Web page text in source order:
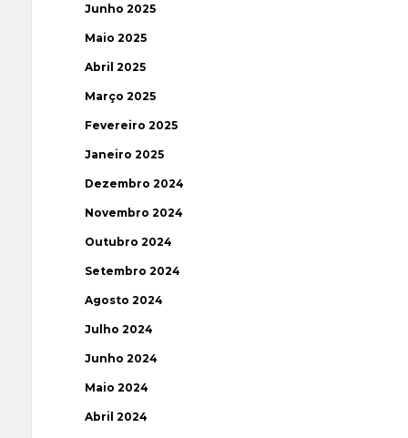
Junho 2025
Maio 2025
Abril 2025
Março 2025
Fevereiro 2025
Janeiro 2025
Dezembro 2024
Novembro 2024
Outubro 2024
Setembro 2024
Agosto 2024
Julho 2024
Junho 2024
Maio 2024
Abril 2024